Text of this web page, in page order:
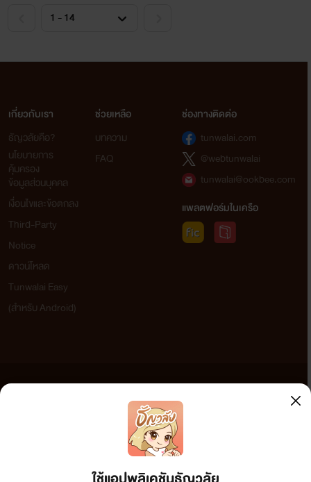
เกี่ยวกับเรา
ธัญวลัยคือ?
นโยบายการ
คุ้มครอง
ข้อมูลส่วนบุคคล
เงื่อนไขและข้อตกลง
Third-Party
Notice
ดาวน์โหลด
Tunwalai Easy
(สำหรับ Android)
ช่วยเหลือ
บทความ
FAQ
ช่องทางติดต่อ
tunwalai.com
@webtunwalai
tunwalai@ookbee.com
แพลตฟอร์มในเครือ
เว็บไซต์แห่งนี้ไม่ได้เห็นด้วยและไม่ขอรับผิดชอบต่อข้อความใดๆ ทั้งสิ้น ดังนั้นผู้อ่านทุกท่านโปรดใช้
วิจารณญาณในการกลั่นกรองด้วยตนเอง และหากท่านพบข้อความใดๆ ที่ขัดต่อกฎหมายและศีลธรรม
กรุณาแจ้งมาที่ tunwalai@ookbee.com เพื่อทีมงานจะได้ดำเนินการในทันที ทั้งนี้ ทางเว็บไซต์ขอสงวน
ลิขสิทธิ์ตามพระราชบัญญัติลิขสิทธิ์ (ฉบับเพิ่มเติม) พ.ศ.2558